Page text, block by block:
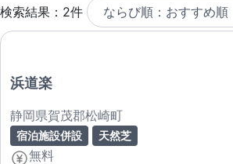
検索結果：2件
浜道楽
静岡県賀茂郡松崎町
宿泊施設併設 天然芝
無料